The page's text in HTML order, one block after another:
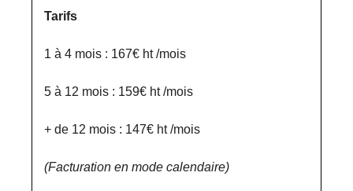
Tarifs
1 à 4 mois : 167€ ht /mois
5 à 12 mois : 159€ ht /mois
+ de 12 mois : 147€ ht /mois
(Facturation en mode calendaire)